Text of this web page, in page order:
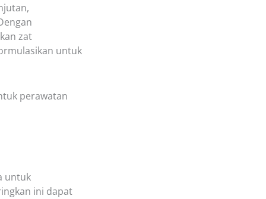
zat
untuk
perawatan
untuk
ini dapat